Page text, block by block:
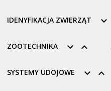

IDENYFIKACJA ZWIERZĄT
 
ZOOTECHNIKA
 
SYSTEMY UDOJOWE